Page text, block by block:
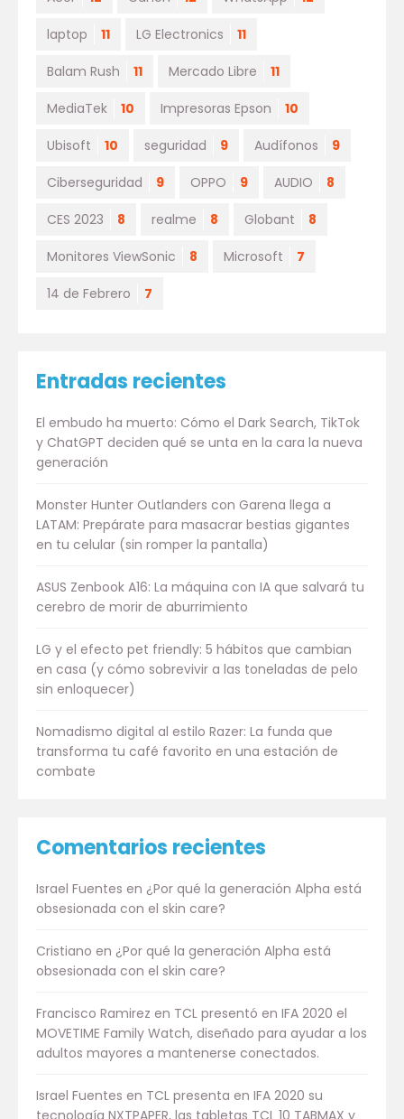
laptop 11 LG Electronics 11
Balam Rush 11 Mercado Libre 11
MediaTek 10 Impresoras Epson 10
Ubisoft 10 seguridad 9 Audífonos 9
Ciberseguridad 9 OPPO 9 AUDIO 8
CES 2023 8 realme 8 Globant 8
Monitores ViewSonic 8 Microsoft 7
14 de Febrero 7
Entradas recientes
El embudo ha muerto: Cómo el Dark Search, TikTok
y ChatGPT deciden qué se unta en la cara la nueva
generación
Monster Hunter Outlanders con Garena llega a
LATAM: Prepárate para masacrar bestias gigantes
en tu celular (sin romper la pantalla)
ASUS Zenbook A16: La máquina con IA que salvará tu
cerebro de morir de aburrimiento
LG y el efecto pet friendly: 5 hábitos que cambian
en casa (y cómo sobrevivir a las toneladas de pelo
sin enloquecer)
Nomadismo digital al estilo Razer: La funda que
transforma tu café favorito en una estación de
combate
Comentarios recientes
Israel Fuentes en ¿Por qué la generación Alpha está
obsesionada con el skin care?
Cristiano en ¿Por qué la generación Alpha está
obsesionada con el skin care?
Francisco Ramirez en TCL presentó en IFA 2020 el
MOVETIME Family Watch, diseñado para ayudar a los
adultos mayores a mantenerse conectados.
Israel Fuentes en TCL presenta en IFA 2020 su